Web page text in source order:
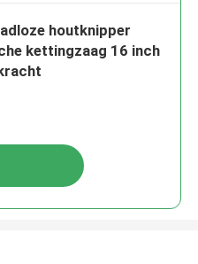
houtknipper
kettingzaag 16 inch